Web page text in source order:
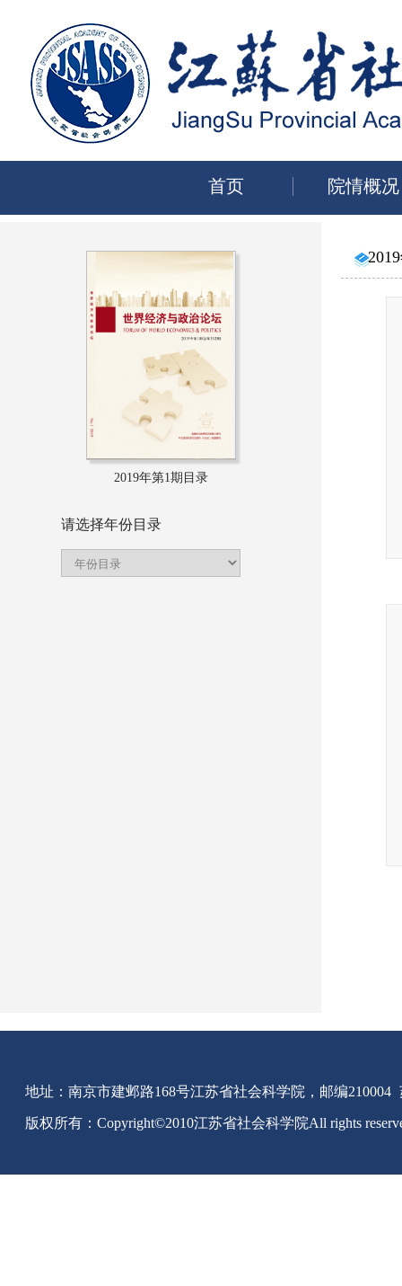
首页 院情概况
2019年第1期目录
请选择年份目录
地址：南京市建邺路168号江苏省社会科学院，邮编210004
版权所有：Copyright©2010江苏省社会科学院All rights